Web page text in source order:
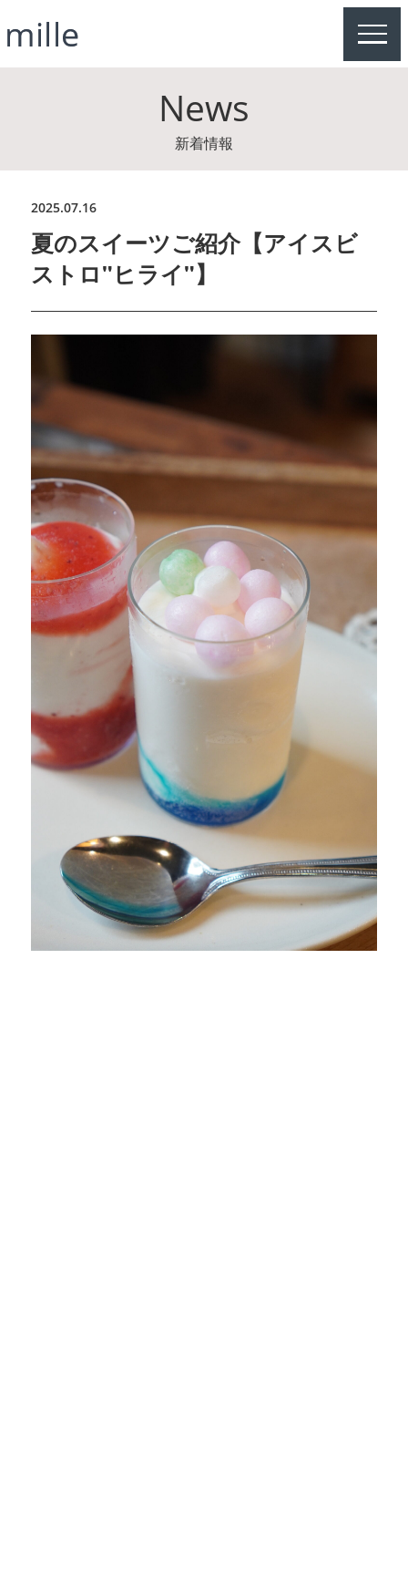
News
新着情報
2025.07.16
夏のスイーツご紹介【アイスビ
ストロ"ヒライ"】